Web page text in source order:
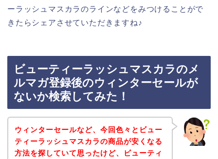
ーラッシュマスカラのラインなどをみつけることがで
きたらシェアさせていただきますね♪
ビューティーラッシュマスカラのメ
ルマガ登録後のウィンターセールが
ないか検索してみた！
ウィンターセールなど、今回色々とビュー
ティーラッシュマスカラの商品が安くなる
方法を探していて思ったけど、ビューティ